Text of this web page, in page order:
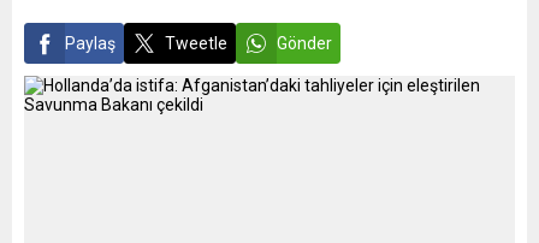
Paylaş Tweetle Gönder